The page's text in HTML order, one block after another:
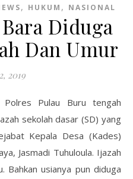
, HUKUM , NASIONAL
Diduga
Dan Umur
2019
Pulau Buru tengah
sekolah dasar (SD) yang
Kepala Desa (Kades)
Jasmadi Tuhuloula. Ijazah
usianya pun diduga